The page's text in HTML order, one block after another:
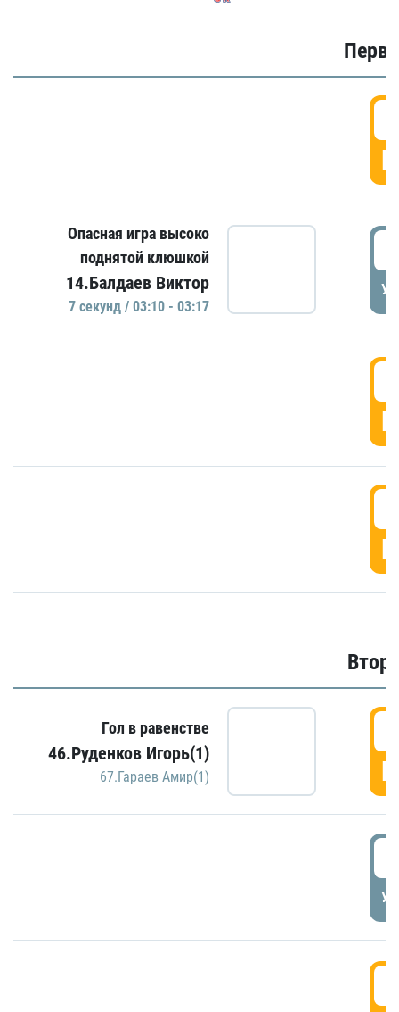
Опасная игра высоко
поднятой клюшкой
14.Балдаев Виктор
7 секунд / 03:10 - 03:17
Гол в равенстве
46.Руденков Игорь(1)
67.Гараев Амир(1)